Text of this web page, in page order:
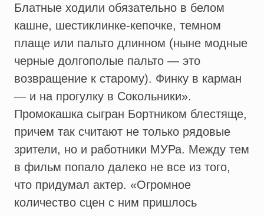
Блатные ходили обязательно в белом
кашне, шестиклинке-кепочке, темном
плаще или пальто длинном (ныне модные
черные долгополые пальто — это
возвращение к старому). Финку в карман
— и на прогулку в Сокольники».
Промокашка сыгран Бортником блестяще,
причем так считают не только рядовые
зрители, но и работники МУРа. Между тем
в фильм попало далеко не все из того,
что придумал актер. «Огромное
количество сцен с ним пришлось